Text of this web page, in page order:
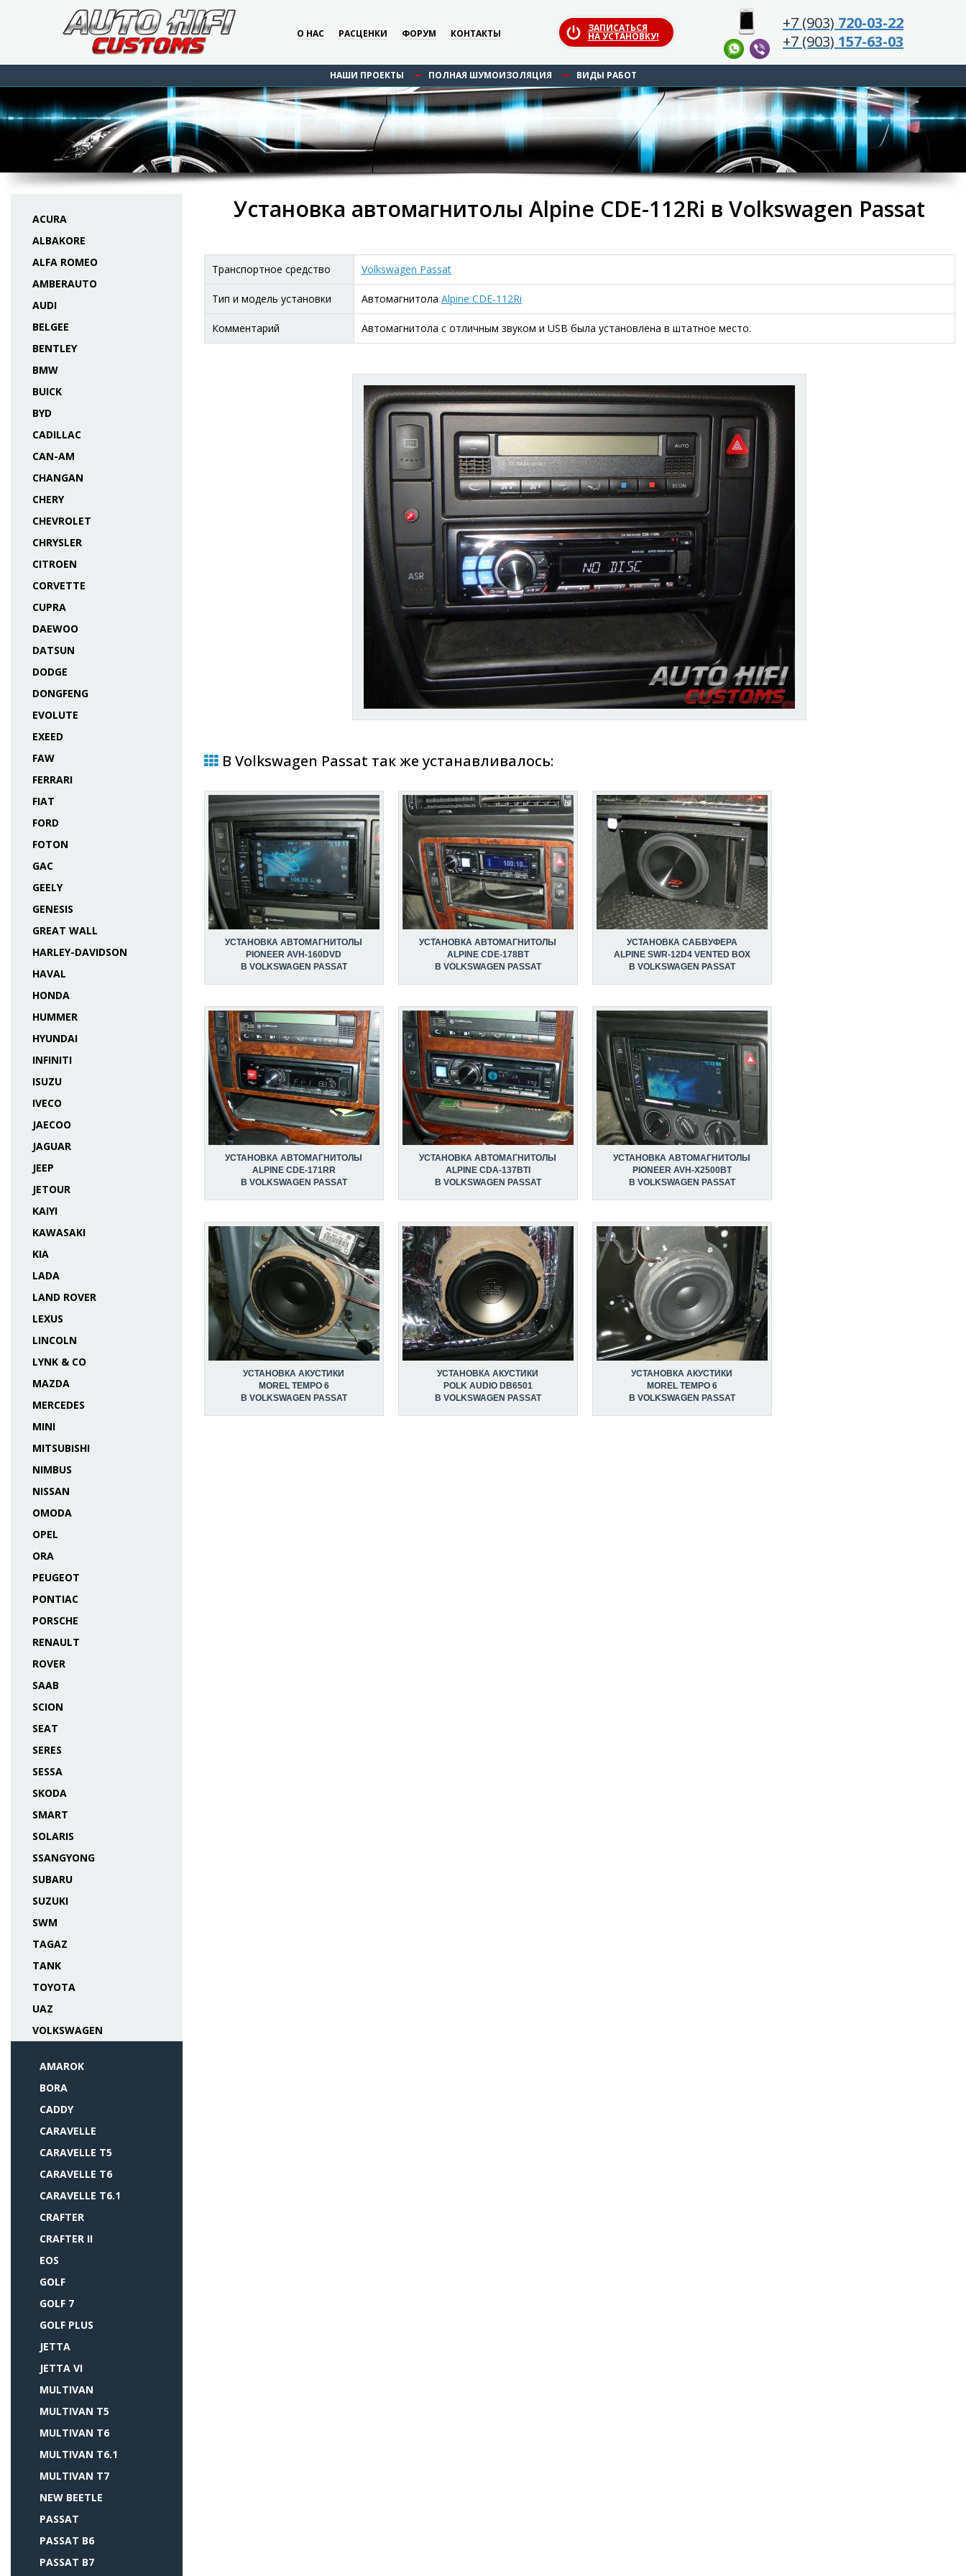
О НАС РАСЦЕНКИ ФОРУМ КОНТАКТЫ ЗАПИСАТЬСЯ
НА УСТАНОВКУ!
+7 (903) 720-03-22
+7 (903) 157-63-03
НАШИ ПРОЕКТЫ ПОЛНАЯ ШУМОИЗОЛЯЦИЯ ВИДЫ РАБОТ
ACURA
ALBAKORE
ALFA ROMEO
AMBERAUTO
AUDI
BELGEE
BENTLEY
BMW
BUICK
BYD
CADILLAC
CAN-AM
CHANGAN
CHERY
CHEVROLET
CHRYSLER
CITROEN
CORVETTE
CUPRA
DAEWOO
DATSUN
DODGE
DONGFENG
EVOLUTE
EXEED
FAW
FERRARI
FIAT
FORD
FOTON
GAC
GEELY
GENESIS
GREAT WALL
HARLEY-DAVIDSON
HAVAL
HONDA
HUMMER
HYUNDAI
INFINITI
ISUZU
IVECO
JAECOO
JAGUAR
JEEP
JETOUR
KAIYI
KAWASAKI
KIA
LADA
LAND ROVER
LEXUS
LINCOLN
LYNK & CO
MAZDA
MERCEDES
MINI
MITSUBISHI
NIMBUS
NISSAN
OMODA
OPEL
ORA
PEUGEOT
PONTIAC
PORSCHE
RENAULT
ROVER
SAAB
SCION
SEAT
SERES
SESSA
SKODA
SMART
SOLARIS
SSANGYONG
SUBARU
SUZUKI
SWM
TAGAZ
TANK
TOYOTA
UAZ
VOLKSWAGEN
AMAROK
BORA
CADDY
CARAVELLE
CARAVELLE T5
CARAVELLE T6
CARAVELLE T6.1
CRAFTER
CRAFTER II
EOS
GOLF
GOLF 7
GOLF PLUS
JETTA
JETTA VI
MULTIVAN
MULTIVAN T5
MULTIVAN T6
MULTIVAN T6.1
MULTIVAN T7
NEW BEETLE
PASSAT
PASSAT B6
PASSAT B7
Установка автомагнитолы Alpine CDE-112Ri в Volkswagen Passat
Транспортное средство Volkswagen Passat
Тип и модель установки Автомагнитола Alpine CDE-112Ri
Комментарий Автомагнитола с отличным звуком и USB была установлена в штатное место.
В Volkswagen Passat так же устанавливалось:
УСТАНОВКА АВТОМАГНИТОЛЫ
PIONEER AVH-160DVD
В VOLKSWAGEN PASSAT
УСТАНОВКА АВТОМАГНИТОЛЫ
ALPINE CDE-178BT
В VOLKSWAGEN PASSAT
УСТАНОВКА САБВУФЕРА
ALPINE SWR-12D4 VENTED BOX
В VOLKSWAGEN PASSAT
УСТАНОВКА АВТОМАГНИТОЛЫ
ALPINE CDE-171RR
В VOLKSWAGEN PASSAT
УСТАНОВКА АВТОМАГНИТОЛЫ
ALPINE CDA-137BTI
В VOLKSWAGEN PASSAT
УСТАНОВКА АВТОМАГНИТОЛЫ
PIONEER AVH-X2500BT
В VOLKSWAGEN PASSAT
УСТАНОВКА АКУСТИКИ
MOREL TEMPO 6
В VOLKSWAGEN PASSAT
УСТАНОВКА АКУСТИКИ
POLK AUDIO DB6501
В VOLKSWAGEN PASSAT
УСТАНОВКА АКУСТИКИ
MOREL TEMPO 6
В VOLKSWAGEN PASSAT